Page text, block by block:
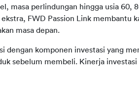
masa perlindungan hingga usia 60,
FWD Passion Link membantu
masa depan.
dengan komponen investasi yang
sebelum membeli. Kinerja